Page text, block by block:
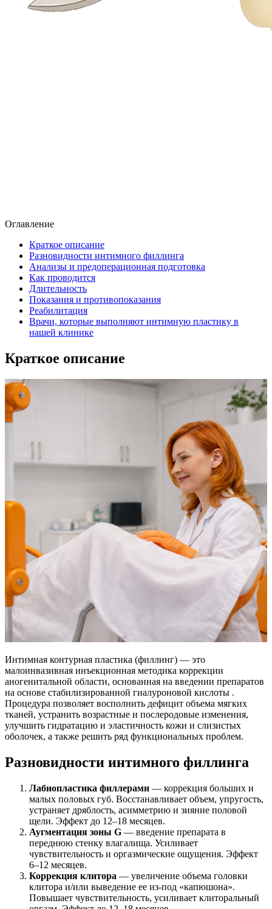
Оглавление
Краткое описание
Разновидности интимного филлинга
Анализы и предоперационная подготовка
Как проводится
Длительность
Показания и противопоказания
Реабилитация
Врачи, которые выполняют интимную пластику в
нашей клинике
Краткое описание
Интимная контурная пластика (филлинг) — это
малоинвазивная инъекционная методика коррекции
аногенитальной области, основанная на введении препаратов
на основе стабилизированной гиалуроновой кислоты .
Процедура позволяет восполнить дефицит объема мягких
тканей, устранить возрастные и послеродовые изменения,
улучшить гидратацию и эластичность кожи и слизистых
оболочек, а также решить ряд функциональных проблем.
Разновидности интимного филлинга
Лабиопластика филлерами — коррекция больших и
малых половых губ. Восстанавливает объем, упругость,
устраняет дряблость, асимметрию и зияние половой
щели. Эффект до 12–18 месяцев.
Аугментация зоны G — введение препарата в
переднюю стенку влагалища. Усиливает
чувствительность и оргазмические ощущения. Эффект
6–12 месяцев.
Коррекция клитора — увеличение объема головки
клитора и/или выведение ее из-под «капюшона».
Повышает чувствительность, усиливает клиторальный